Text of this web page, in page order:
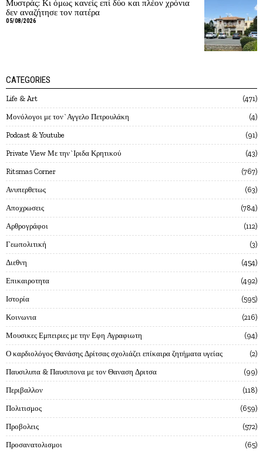
Μυστράς: Κι όμως κανείς επί δύο και πλέον χρόνια
δεν αναζήτησε τον πατέρα
05/08/2026
CATEGORIES
Life & Art 471
Mονόλογοι με τον`Αγγελο Πετρουλάκη 4
Podcast & Youtube 91
Private View Με την`Ιριδα Κρητικού 43
Ritsmas Corner 767
Ανυπερθετως 63
Αποχρωσεις 784
Αρθρογράφοι 112
Γεωπολιτική 3
Διεθνη 454
Επικαιροτητα 492
Ιστορία 595
Κοινωνια 216
Μουσικες Εμπειριες με την Εφη Αγραφιωτη 94
Ο καρδιολόγος Θανάσης Δρίτσας σχολιάζει επίκαιρα ζητήματα υγείας 2
Παυσιλυπα & Παυσιπονα με τον Θαναση Δριτσα 99
Περιβαλλον 118
Πολιτισμος 659
Προβολεις 572
Προσανατολισμοι 65